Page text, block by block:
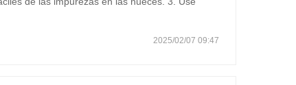
2025/02/07 09:47